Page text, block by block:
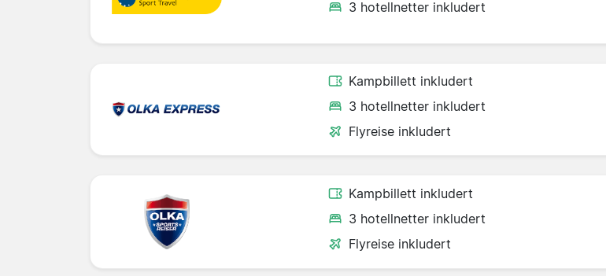
3 hotellnetter inkludert
Kampbillett inkludert
3 hotellnetter inkludert
Flyreise inkludert
Kampbillett inkludert
3 hotellnetter inkludert
Flyreise inkludert